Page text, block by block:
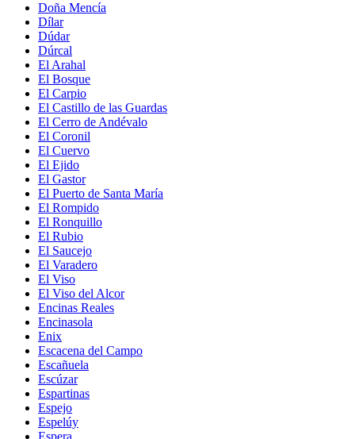
Doña Mencía
Dílar
Dúdar
Dúrcal
El Arahal
El Bosque
El Carpio
El Castillo de las Guardas
El Cerro de Andévalo
El Coronil
El Cuervo
El Ejido
El Gastor
El Puerto de Santa María
El Rompido
El Ronquillo
El Rubio
El Saucejo
El Varadero
El Viso
El Viso del Alcor
Encinas Reales
Encinasola
Enix
Escacena del Campo
Escañuela
Escúzar
Espartinas
Espejo
Espelúy
Espera